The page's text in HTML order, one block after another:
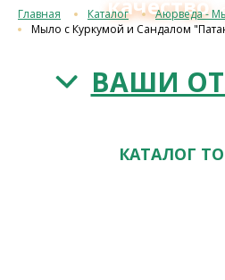
качество
Главная Каталог
Аюрведа -
Мыло с Куркумой и Сандалом
ВАШИ
КАТАЛОГ